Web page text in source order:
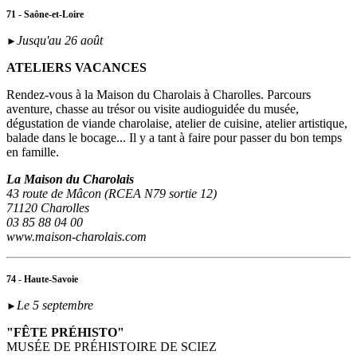
71 - Saône-et-Loire
► Jusqu'au 26 août
ATELIERS VACANCES
Rendez-vous à la Maison du Charolais à Charolles. Parcours
aventure, chasse au trésor ou visite audioguidée du musée,
dégustation de viande charolaise, atelier de cuisine, atelier artistique,
balade dans le bocage... Il y a tant à faire pour passer du bon temps
en famille.
La Maison du Charolais
43 route de Mâcon (RCEA N79 sortie 12)
71120 Charolles
03 85 88 04 00
www.maison-charolais.com
74 - Haute-Savoie
► Le 5 septembre
"FÊTE PRÉHISTO"
MUSÉE DE PRÉHISTOIRE DE SCIEZ